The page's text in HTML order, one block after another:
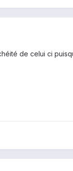
de celui ci